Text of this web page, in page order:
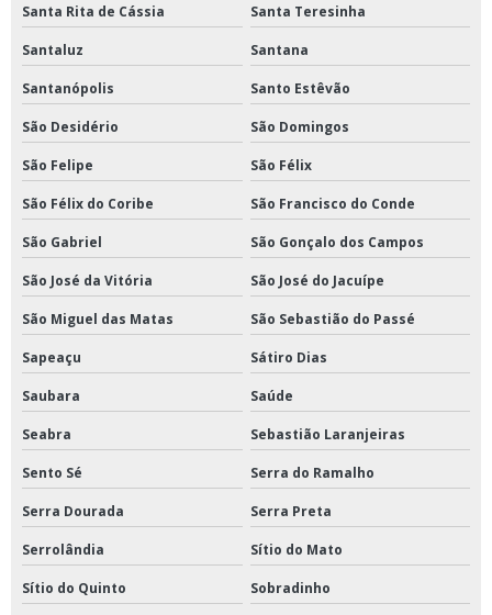
Santa Rita de Cássia Santa Teresinha
Santaluz Santana
Santanópolis Santo Estêvão
São Desidério São Domingos
São Felipe São Félix
São Félix do Coribe São Francisco do Conde
São Gabriel São Gonçalo dos Campos
São José da Vitória São José do Jacuípe
São Miguel das Matas São Sebastião do Passé
Sapeaçu Sátiro Dias
Saubara Saúde
Seabra Sebastião Laranjeiras
Sento Sé Serra do Ramalho
Serra Dourada Serra Preta
Serrolândia Sítio do Mato
Sítio do Quinto Sobradinho